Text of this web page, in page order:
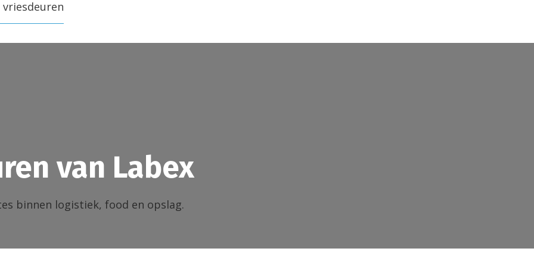
vriesdeuren
van Labex
binnen logistiek, food en opslag.